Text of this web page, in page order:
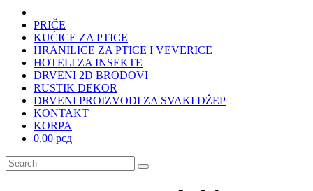
PRIČE
KUĆICE ZA PTICE
HRANILICE ZA PTICE I VEVERICE
HOTELI ZA INSEKTE
DRVENI 2D BRODOVI
RUSTIK DEKOR
DRVENI PROIZVODI ZA SVAKI DŽEP
KONTAKT
KORPA
0,00 рсд